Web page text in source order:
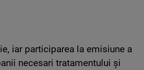
iar participarea la emisiune a
necesari tratamentului și